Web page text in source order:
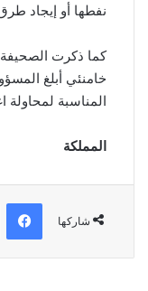
نفطها أو إيجاد
كما ذكرت
خامنئي أبلغ
المناسبة لمحاولة
المملكة
شاركها